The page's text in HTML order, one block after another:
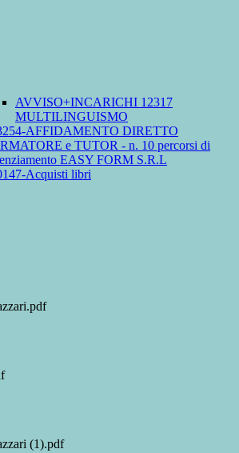
AVVISO+INCARICHI 12317
MULTILINGUISMO
AFFIDAMENTO DIRETTO
e TUTOR - n. 10 percorsi di
EASY FORM S.R.L
Acquisti libri
(1).pdf